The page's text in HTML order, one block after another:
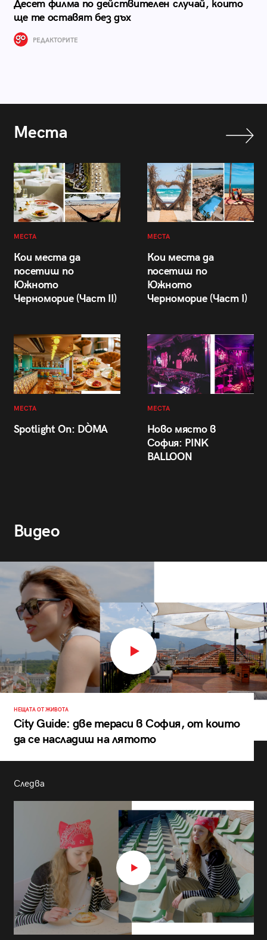
Десет филма по действителен случай, които
ще те оставят без дъх
РЕДАКТОРИТЕ
Места
МЕСТА
Кои места да
посетиш по
Южното
Черноморие (Част II)
МЕСТА
Кои места да
посетиш по
Южното
Черноморие (Част I)
МЕСТА
Spotlight On: DÒMA
МЕСТА
Ново място в
София: PINK
BALLOON
Видео
НЕЩАТА ОТ ЖИВОТА
City Guide: две тераси в София, от които
да се насладиш на лятото
Следва